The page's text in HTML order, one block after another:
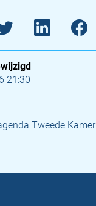
21:30
Tweede Kamer